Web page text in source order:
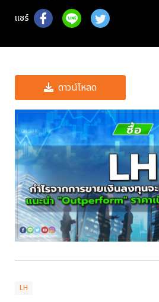
แชร์
ดาวน์โหลด
LH